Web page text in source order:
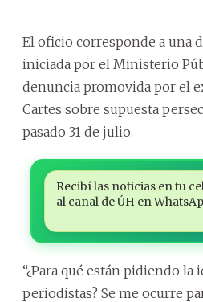
El oficio corresponde a una
iniciada por el Ministerio
denuncia promovida por el
Cartes sobre supuesta
pasado 31 de julio.
Recibí las noticias en tu
al canal de ÚH en
“¿Para qué están pidiendo la
periodistas? Se me ocurre